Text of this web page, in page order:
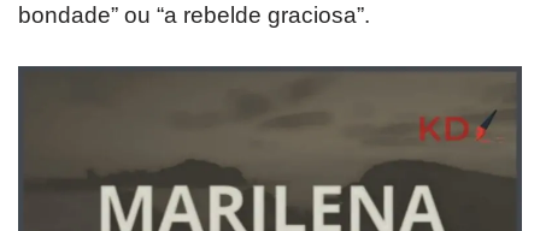
bondade” ou “a rebelde graciosa”.